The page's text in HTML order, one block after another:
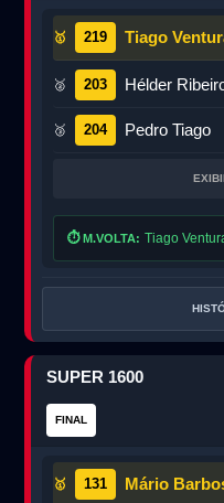
🥇 219 Tiago
🥈 203 Hélder
🥉 204 Pedro Tiago
⏱️M.VOLTA: Tiago
SUPER 1600
FINAL
🥇 131 Mário